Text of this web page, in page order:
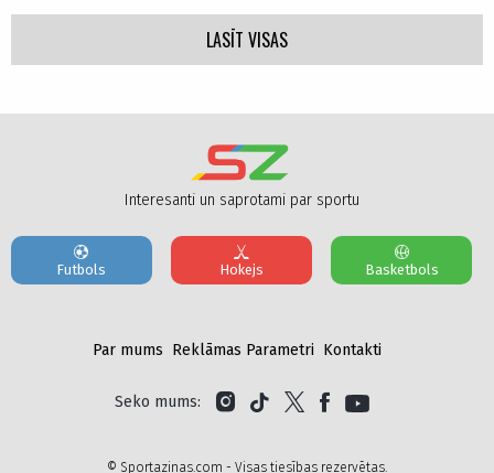
LASĪT VISAS
Interesanti un saprotami par sportu
Futbols Hokejs Basketbols
Par mums Reklāmas Parametri Kontakti
Seko mums:
© Sportazinas.com - Visas tiesības rezervētas.